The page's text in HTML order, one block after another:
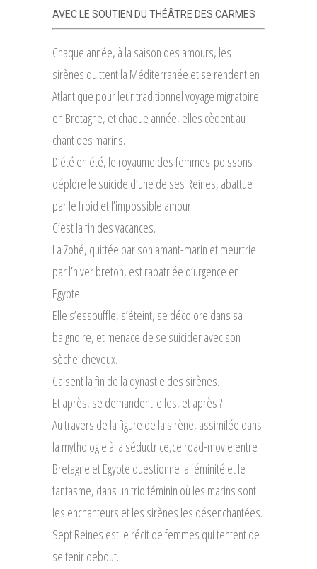
AVEC LE SOUTIEN DU THÉÂTRE DES CARMES
Chaque année, à la saison des amours, les
sirènes quittent la Méditerranée et se rendent en
Atlantique pour leur traditionnel voyage migratoire
en Bretagne, et chaque année, elles cèdent au
chant des marins.
D’été en été, le royaume des femmes-poissons
déplore le suicide d’une de ses Reines, abattue
par le froid et l’impossible amour.
C’est la fin des vacances.
La Zohé, quittée par son amant-marin et meurtrie
par l’hiver breton, est rapatriée d’urgence en
Egypte.
Elle s’essouffle, s’éteint, se décolore dans sa
baignoire, et menace de se suicider avec son
sèche-cheveux.
Ca sent la fin de la dynastie des sirènes.
Et après, se demandent-elles, et après ?
Au travers de la figure de la sirène, assimilée dans
la mythologie à la séductrice,ce road-movie entre
Bretagne et Egypte questionne la féminité et le
fantasme, dans un trio féminin où les marins sont
les enchanteurs et les sirènes les désenchantées.
Sept Reines est le récit de femmes qui tentent de
se tenir debout.